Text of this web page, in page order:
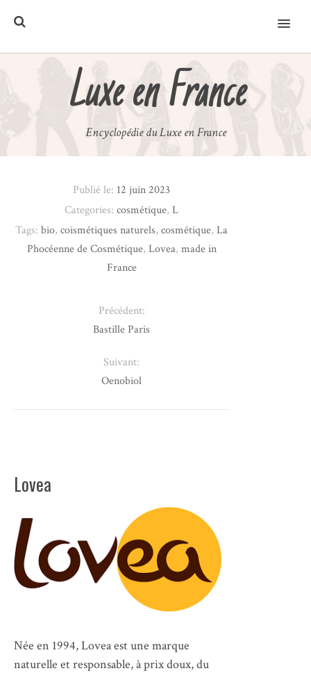
MENU
Luxe en France
Encyclopédie du Luxe en France
Lovea
Née en 1994, Lovea est une marque
naturelle et responsable, à prix doux, du
Publié le: 12 juin 2023
Categories:cosmétique,L
Tags:bio,coismétiques naturels,cosmétique,La
Phocéenne de Cosmétique, Lovea, made in
France
Précédent:
Bastille Paris
Suivant:
Oenobiol